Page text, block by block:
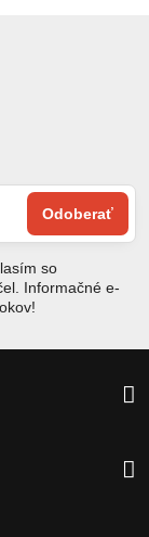
Odoberať
so
Informačné e-